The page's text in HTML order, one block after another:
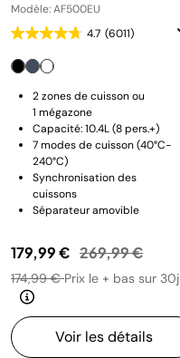
Modèle: AF500EU
4.7 (6011)
2 zones de cuisson ou
1 mégazone
Capacité: 10.4L (8 pers.+)
7 modes de cuisson (40°C-
240°C)
Synchronisation des
cuissons
Séparateur amovible
179,99 € Prix réduit de
269,99 €au
174,99 €Prix le + bas sur 30j
Voir les détails